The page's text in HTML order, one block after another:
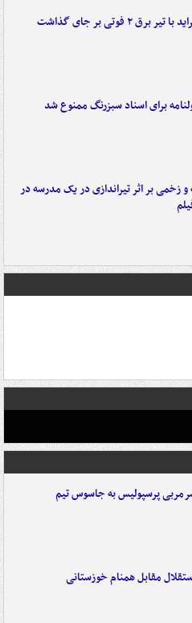
برق ۲ فوتی بر جای گذاشت
برای اسناد سبزرنگ ممنوع شد
و زخمی بر اثر تیراندازی در یک مدرسه در
پرسپولیس به جاسوس تیم
مقابل همنام خوزستانی